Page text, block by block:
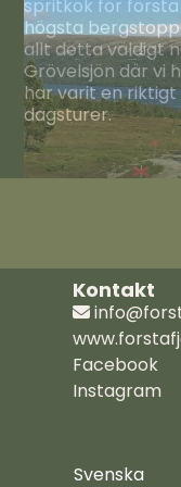
spritkök för
högsta
allt detta väldigt
Grövelsjön där vi
har varit en
dagsturer.
Kontakt
Facebook
Instagram
Svenska